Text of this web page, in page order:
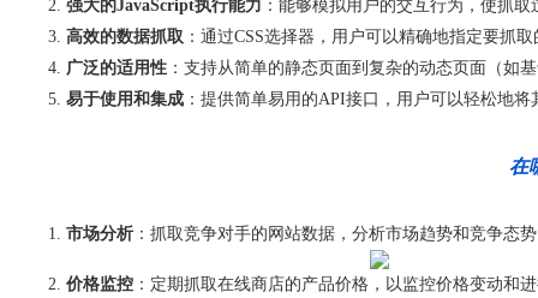
强大的JavaScript执行能力 ：能够模拟用户的交互行为，使抓
高效的数据抓取 ：通过CSS选择器，用户可以精确地指定要抓
广泛的适用性 ：支持从简单的静态页面到复杂的动态页面（如
易于使用和集成 ：提供简单易用的API接口，用户可以轻松地
在
市场分析 ：抓取竞争对手的网站数据，分析市场趋势和竞争态
价格监控 ：定期抓取在线商店的产品价格，以监控价格变动和